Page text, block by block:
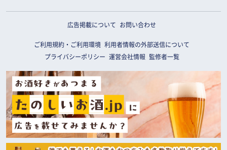
広告掲載について お問い合わせ
ご利用規約・ご利用環境 利用者情報の外部送信について
プライバシーポリシー
運営会社情報 監修者一覧